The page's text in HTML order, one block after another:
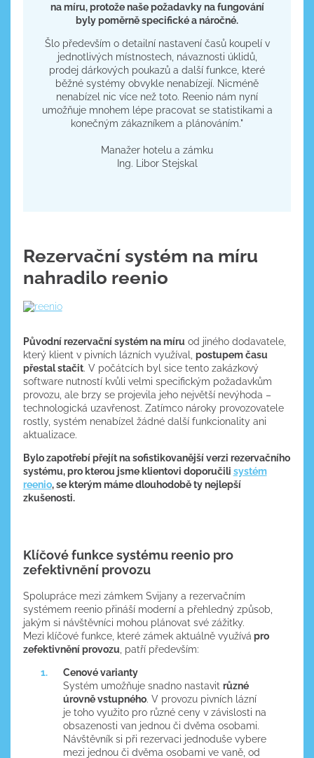
na míru, protože naše požadavky na fungování
byly poměrně specifické a náročné.
Šlo především o detailní nastavení časů koupelí v
jednotlivých místnostech, návaznosti úklidů,
prodej dárkových poukazů a další funkce, které
běžné systémy obvykle nenabízejí. Nicméně
nenabízel nic více než toto. Reenio nám nyní
umožňuje mnohem lépe pracovat se statistikami a
konečným zákazníkem a plánováním."
Manažer hotelu a zámku
​Ing. Libor Stejskal
Rezervační systém na míru
nahradilo reenio
Původní rezervační systém na míru od jiného dodavatele,
který klient v pivních lázních využíval, postupem času
přestal stačit. V počátcích byl sice tento zakázkový
software nutností kvůli velmi specifickým požadavkům
provozu, ale brzy se projevila jeho největší nevýhoda –
technologická uzavřenost. Zatímco nároky provozovatele
rostly, systém nenabízel žádné další funkcionality ani
aktualizace.
Bylo zapotřebí přejít na sofistikovanější verzi rezervačního
systému, pro kterou jsme klientovi doporučili systém
reenio, se kterým máme dlouhodobě ty nejlepší
zkušenosti.
Klíčové funkce systému reenio pro
zefektivnění provozu
Spolupráce mezi zámkem Svijany a rezervačním
systémem reenio přináší moderní a přehledný způsob,
jakým si návštěvníci mohou plánovat své zážitky.
Mezi klíčové funkce, které zámek aktuálně využívá pro
zefektivnění provozu , patří především:
Cenové varianty
Systém umožňuje snadno nastavitrůzné
úrovně vstupného. V provozu pivních lázní
je toho využito pro různé ceny v závislosti na
obsazenosti van jednou či dvěma osobami.
Návštěvník si při rezervaci jednoduše vybere
mezi jednou či dvěma osobami ve vaně, od